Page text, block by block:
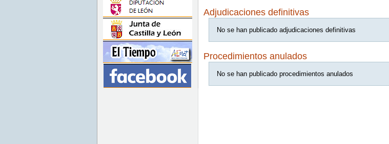
Adjudicaciones definitivas
No se han publicado adjudicaciones definitivas
Procedimientos anulados
No se han publicado procedimientos anulados